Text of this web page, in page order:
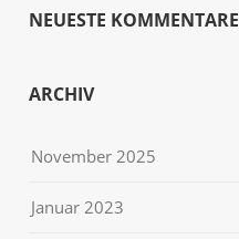
NEUESTE KOMMENTARE
ARCHIV
November 2025
Januar 2023